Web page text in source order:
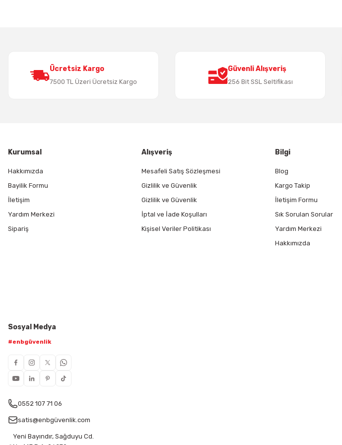
Bu ürüne benzer farklı alternatifler olmalı.
Ücretsiz Kargo
7500 TL Üzeri Ücretsiz Kargo
Güvenli Alışveriş
256 Bit SSL Seltifikası
Kurumsal
Hakkımızda
Bayilik Formu
İletişim
Yardım Merkezi
Sipariş
Alışveriş
Mesafeli Satış Sözleşmesi
Gizlilik ve Güvenlik
Gizlilik ve Güvenlik
İptal ve İade Koşulları
Kişisel Veriler Politikası
Bilgi
Blog
Kargo Takip
İletişim Formu
Sık Sorulan Sorular
Yardım Merkezi
Hakkımızda
Sosyal Medya
#enbgüvenlik
0552 107 71 06
satis@enbgüvenlik.com
Yeni Bayındır, Sağduyu Cd.